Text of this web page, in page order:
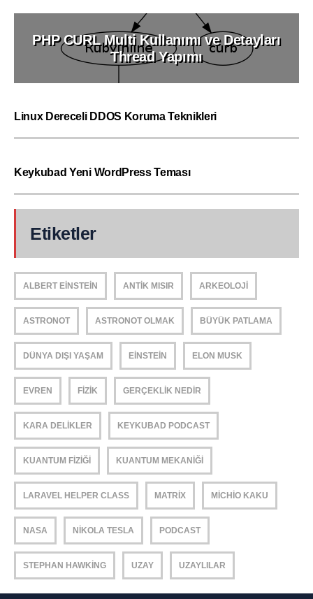
PHP CURL Multi Kullanımı ve Detayları
Thread Yapımı
Linux Dereceli DDOS Koruma Teknikleri
Keykubad Yeni WordPress Teması
Etiketler
ALBERT EINSTEIN ANTIK MISIR ARKEOLOJI
ASTRONOT ASTRONOT OLMAK BÜYÜK PATLAMA
DÜNYA DIŞI YAŞAM EINSTEIN ELON MUSK
EVREN FIZIK GERÇEKLIK NEDIR
KARA DELIKLER KEYKUBAD PODCAST
KUANTUM FIZIĞI KUANTUM MEKANIĞI
LARAVEL HELPER CLASS MATRIX MICHIO KAKU
NASA NIKOLA TESLA PODCAST
STEPHAN HAWKING UZAY UZAYLILAR